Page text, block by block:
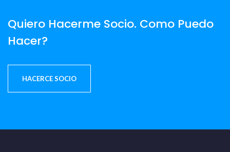
Quiero Hacerme Socio. Como Puedo
Hacer?
HACERCE SOCIO